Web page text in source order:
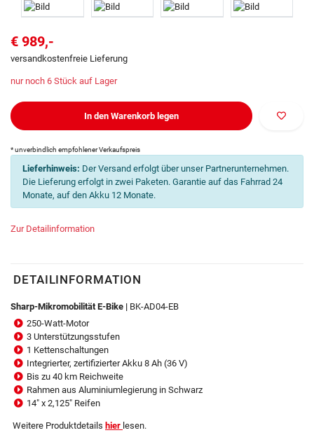
€ 989,-
versandkostenfreie Lieferung
nur noch 6 Stück auf Lager
In den Warenkorb legen
* unverbindlich empfohlener Verkaufspreis
Lieferhinweis: Der Versand erfolgt über unser Partnerunternehmen.
Die Lieferung erfolgt in zwei Paketen. Garantie auf das Fahrrad 24
Monate, auf den Akku 12 Monate.
Zur Detailinformation
DETAILINFORMATION
Sharp-Mikromobilität E-Bike | BK-AD04-EB
250-Watt-Motor
3 Unterstützungsstufen
1 Kettenschaltungen
Integrierter, zertifizierter Akku 8 Ah (36 V)
Bis zu 40 km Reichweite
Rahmen aus Aluminiumlegierung in Schwarz
14" x 2,125" Reifen
Weitere Produktdetails hier lesen.